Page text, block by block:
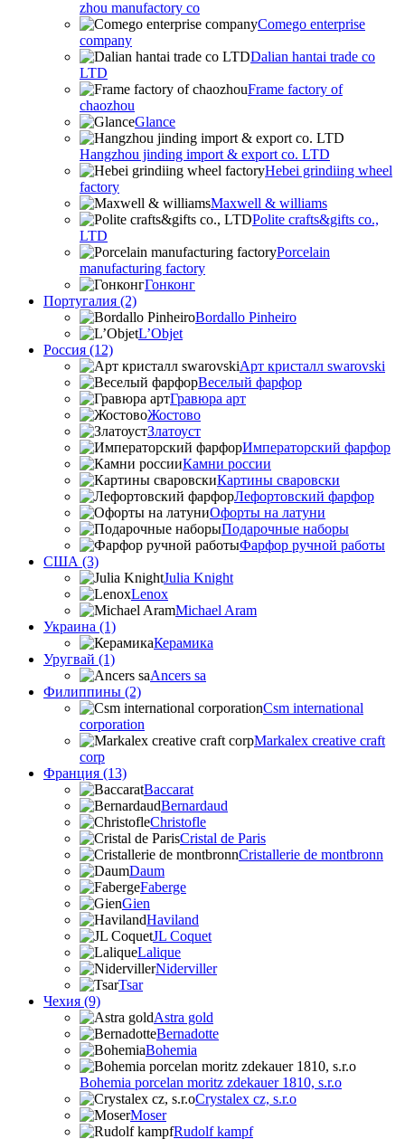
zhou manufactory co
Comego enterprise
company
Dalian hantai trade co
LTD
Frame factory of
chaozhou
Glance
Hangzhou jinding import & export co. LTD
Hebei grindiing wheel
factory
Maxwell & williams
Polite crafts&gifts co.,
LTD
Porcelain
manufacturing factory
Гонконг
Португалия (2)
Bordallo Pinheiro
L’Objet
Россия (12)
Арт кристалл swarovski
Веселый фарфор
Гравюра арт
Жостово
Златоуст
Императорский фарфор
Камни россии
Картины сваровски
Лефортовский фарфор
Офорты на латуни
Подарочные наборы
Фарфор ручной работы
США (3)
Julia Knight
Lenox
Michael Aram
Украина (1)
Керамика
Уругвай (1)
Ancers sa
Филиппины (2)
Csm international
corporation
Markalex creative craft
corp
Франция (13)
Baccarat
Bernardaud
Christofle
Cristal de Paris
Cristallerie de montbronn
Daum
Faberge
Gien
Haviland
JL Coquet
Lalique
Niderviller
Tsar
Чехия (9)
Astra gold
Bernadotte
Bohemia
Bohemia porcelan moritz zdekauer 1810, s.r.o
Crystalex cz, s.r.o
Moser
Rudolf kampf